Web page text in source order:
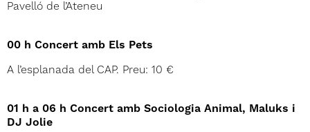
Pavelló de l’Ateneu
00 h Concert amb Els Pets
A l’esplanada del CAP. Preu: 10 €
01 h a 06 h Concert amb Sociologia Animal, Maluks i
DJ Jolie